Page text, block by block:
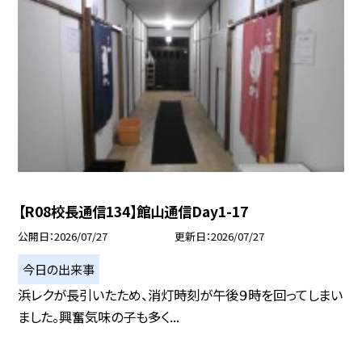
【R08校長通信134】館山通信Day1-17
公開日 2026/07/27 更新日 2026/07/27
今日の出来事
浜レクが長引いたため、消灯時刻が午後９時を回ってしまい
ました。興奮気味の子も多く...